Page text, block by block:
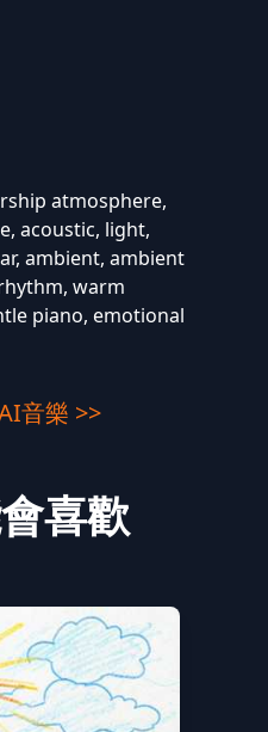
atmosphere,
acoustic, light,
ambient, ambient
warm
piano, emotional
音樂 >>
喜歡